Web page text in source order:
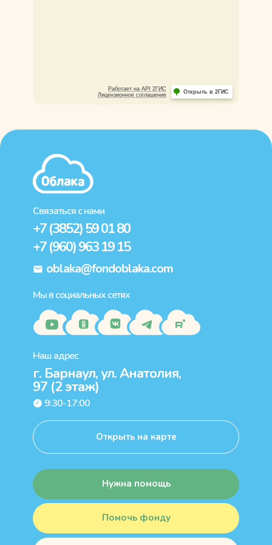
г. Барнаул, ул. Анатолия,
97 (2 этаж)
oblaka@fondoblaka.com
+7 (960) 963 19 15
+7 (3852) 59 01 80
Наш адрес
Мы в социальных сетях
9:30-17:00
Связаться с нами
Открыть на карте
Помочь фонду
Нужна помощь